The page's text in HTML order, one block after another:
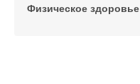
Физическое здоровье